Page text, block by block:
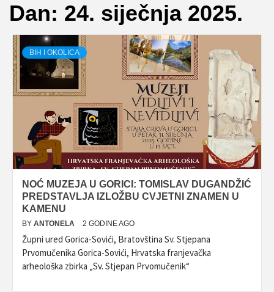
Dan: 24. siječnja 2025.
BIH I OKOLICA
NOĆ MUZEJA U GORICI: TOMISLAV DUGANDŽIĆ
PREDSTAVLJA IZLOŽBU CVJETNI ZNAMEN U
KAMENU
BY ANTONELA 2 GODINE AGO
Župni ured Gorica-Sovići, Bratovština Sv. Stjepana
Prvomučenika Gorica-Sovići, Hrvatska franjevačka
arheološka zbirka „Sv. Stjepan Prvomučenik“